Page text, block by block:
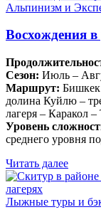
Альпинизм и
Восхождения
Сезон: Июль –
Маршрут: Бишкек
долина Куйлю –
лагеря – Каракол
Уровень
среднего уровня
Читать далее
Лыжные туры и